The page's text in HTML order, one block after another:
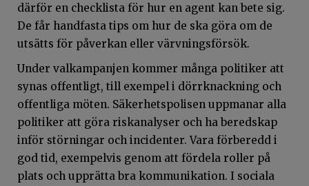
därför en checklista för hur en agent kan bete sig.
De får handfasta tips om hur de ska göra om de
utsätts för påverkan eller värvningsförsök.
Under valkampanjen kommer många politiker att
synas offentligt, till exempel i dörrknackning och
offentliga möten. Säkerhetspolisen uppmanar alla
politiker att göra riskanalyser och ha beredskap
inför störningar och incidenter. Vara förberedd i
god tid, exempelvis genom att fördela roller på
plats och upprätta bra kommunikation. I sociala